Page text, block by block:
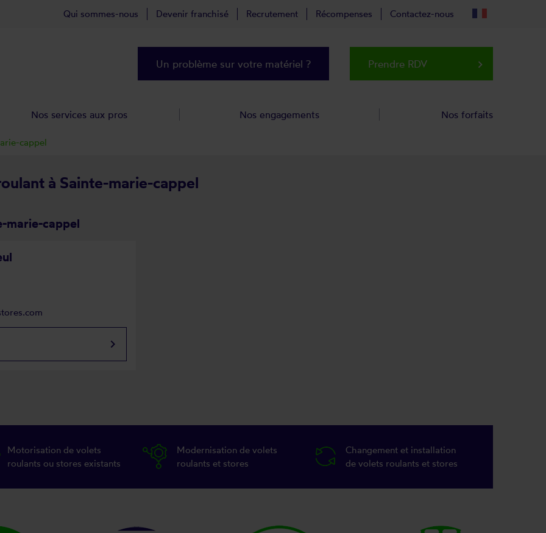
à Sainte-marie-cappel
marie-cappel
keyboard_arrow_right
Motorisation de volets
roulants ou stores existants
Modernisation de volets
roulants et stores
Changement et installation
de volets roulants et stores
cappel
Qui sommes-nous Devenir franchisé Recrutement Récompenses Contactez-nous
Un problème sur votre matériel ? Prendre RDV keyboard_arrow_right
Nos services aux pros Nos engagements Nos forfaits